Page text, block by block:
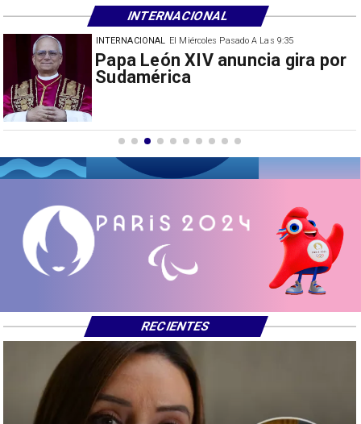
El Miércoles Pasado A Las 9:35
China restringe exportación de
drones a EEUU y sanciona
INTERNACIONAL
INTERNACIONAL
RECIENTES